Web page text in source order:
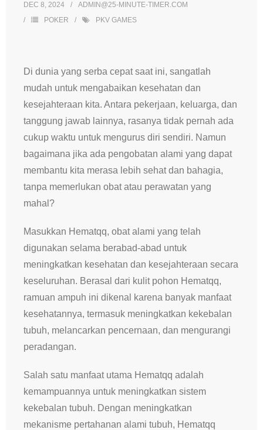
DEC 8, 2024
ADMIN@25-MINUTE-TIMER.COM
POKER
PKV GAMES
Di dunia yang serba cepat saat ini, sangatlah
mudah untuk mengabaikan kesehatan dan
kesejahteraan kita. Antara pekerjaan, keluarga, dan
tanggung jawab lainnya, rasanya tidak pernah ada
cukup waktu untuk mengurus diri sendiri. Namun
bagaimana jika ada pengobatan alami yang dapat
membantu kita merasa lebih sehat dan bahagia,
tanpa memerlukan obat atau perawatan yang
mahal?
Masukkan Hematqq, obat alami yang telah
digunakan selama berabad-abad untuk
meningkatkan kesehatan dan kesejahteraan secara
keseluruhan. Berasal dari kulit pohon Hematqq,
ramuan ampuh ini dikenal karena banyak manfaat
kesehatannya, termasuk meningkatkan kekebalan
tubuh, melancarkan pencernaan, dan mengurangi
peradangan.
Salah satu manfaat utama Hematqq adalah
kemampuannya untuk meningkatkan sistem
kekebalan tubuh. Dengan meningkatkan
mekanisme pertahanan alami tubuh, Hematqq